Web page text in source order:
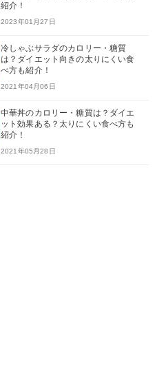
紹介！
2023年01月27日
冷しゃぶサラダのカロリー・糖質
は？ダイエット向きの太りにくい食
べ方も紹介！
2021年04月06日
中華丼のカロリー・糖質は？ダイエ
ット効果ある？太りにくい食べ方も
紹介！
2021年05月28日